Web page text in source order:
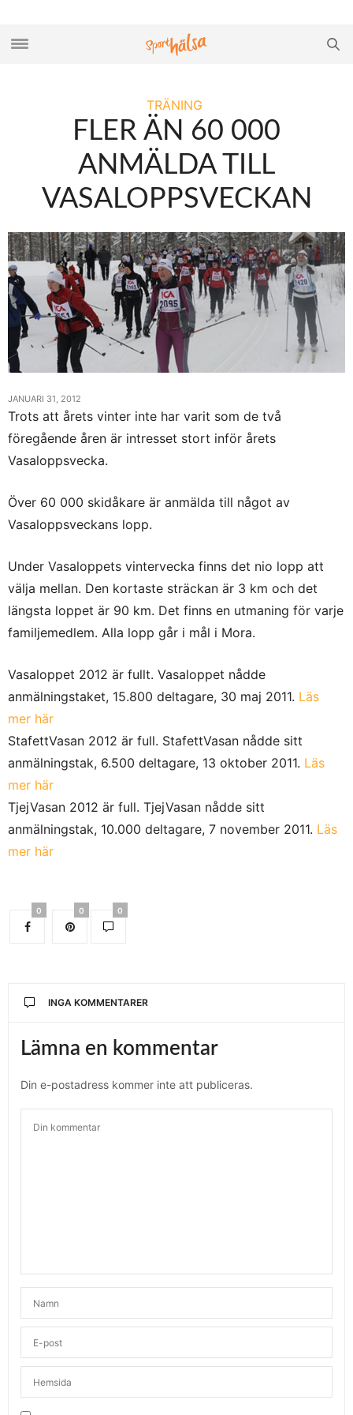
TRÄNING
FLER ÄN 60 000
ANMÄLDA TILL
VASALOPPSVECKAN
JANUARI 31, 2012
Trots att årets vinter inte har varit som de två
föregående åren är intresset stort inför årets
Vasaloppsvecka.
Över 60 000 skidåkare är anmälda till något av
Vasaloppsveckans lopp.
Under Vasaloppets vintervecka finns det nio lopp att
välja mellan. Den kortaste sträckan är 3 km och det
längsta loppet är 90 km. Det finns en utmaning för varje
familjemedlem. Alla lopp går i mål i Mora.
Vasaloppet 2012 är fullt. Vasaloppet nådde
anmälningstaket, 15.800 deltagare, 30 maj 2011. Läs
mer här
StafettVasan 2012 är full. StafettVasan nådde sitt
anmälningstak, 6.500 deltagare, 13 oktober 2011. Läs
mer här
TjejVasan 2012 är full. TjejVasan nådde sitt
anmälningstak, 10.000 deltagare, 7 november 2011. Läs
mer här
0 0 0
INGA KOMMENTARER
Lämna en kommentar
Din e-postadress kommer inte att publiceras.